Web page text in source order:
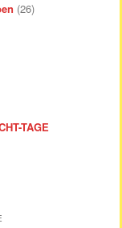
(26)
TAGE